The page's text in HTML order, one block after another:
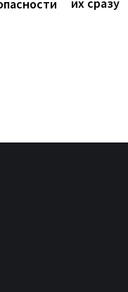
их сразу